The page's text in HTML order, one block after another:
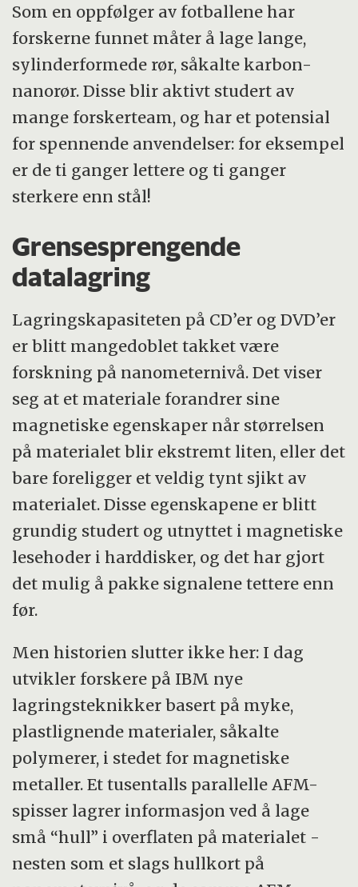
Som en oppfølger av fotballene har
forskerne funnet måter å lage lange,
sylinderformede rør, såkalte karbon-
nanorør. Disse blir aktivt studert av
mange forskerteam, og har et potensial
for spennende anvendelser: for eksempel
er de ti ganger lettere og ti ganger
sterkere enn stål!
Grensesprengende
datalagring
Lagringskapasiteten på CD’er og DVD’er
er blitt mangedoblet takket være
forskning på nanometernivå. Det viser
seg at et materiale forandrer sine
magnetiske egenskaper når størrelsen
på materialet blir ekstremt liten, eller det
bare foreligger et veldig tynt sjikt av
materialet. Disse egenskapene er blitt
grundig studert og utnyttet i magnetiske
lesehoder i harddisker, og det har gjort
det mulig å pakke signalene tettere enn
før.
Men historien slutter ikke her: I dag
utvikler forskere på IBM nye
lagringsteknikker basert på myke,
plastlignende materialer, såkalte
polymerer, i stedet for magnetiske
metaller. Et tusentalls parallelle AFM-
spisser lagrer informasjon ved å lage
små “hull” i overflaten på materialet -
nesten som et slags hullkort på